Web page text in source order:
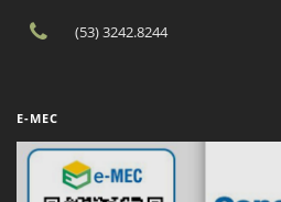
(53) 3242.8244
E-MEC